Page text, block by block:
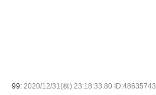
99: 2020/12/31(株) 23:18:33.80 ID:48635743